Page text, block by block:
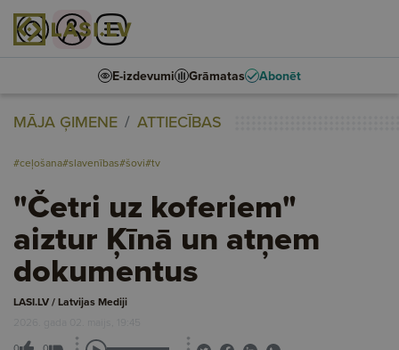
E-izdevumi Grāmatas Abonēt
MĀJA ĢIMENE ATTIECĪBAS
#ceļošana#slavenības#šovi#tv
"Četri uz koferiem"
aiztur Ķīnā un atņem
dokumentus
LASI.LV / Latvijas Mediji
2026. gada 02. maijs, 19:45